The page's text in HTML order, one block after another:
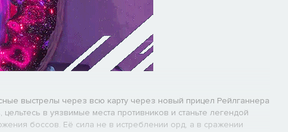
выстрелы через всю карту через новый прицел Рейлганнера
в уязвимые места противников и станьте легендой
боссов. Её сила не в истреблении орд, а в сражении